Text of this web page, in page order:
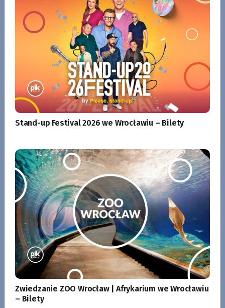
Stand-up Festival 2026 we Wrocławiu – Bilety
Zwiedzanie ZOO Wrocław | Afrykarium we Wrocławiu
– Bilety